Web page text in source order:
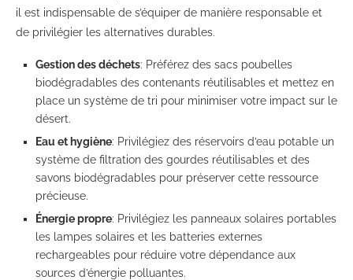
il est indispensable de s’équiper de manière responsable et
de privilégier les alternatives durables.
Gestion des déchets: Préférez des sacs poubelles
biodégradables des contenants réutilisables et mettez en
place un système de tri pour minimiser votre impact sur le
désert.
Eau et hygiène: Privilégiez des réservoirs d’eau potable un
système de filtration des gourdes réutilisables et des
savons biodégradables pour préserver cette ressource
précieuse.
Énergie propre: Privilégiez les panneaux solaires portables
les lampes solaires et les batteries externes
rechargeables pour réduire votre dépendance aux
sources d’énergie polluantes.